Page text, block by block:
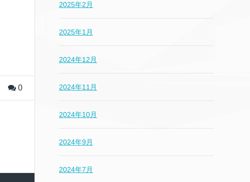
0
2025年2月
2025年1月
2024年12月
2024年11月
2024年10月
2024年9月
2024年7月